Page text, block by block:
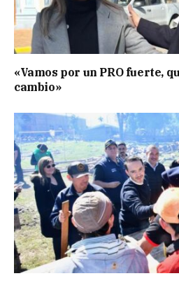
«Vamos por un PRO fuerte,
cambio»